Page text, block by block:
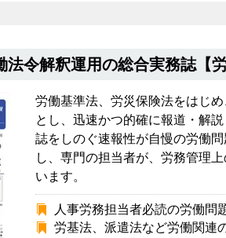
法令解釈運用の総合実務誌
労働基準法、労災保険法をはじ
とし、迅速かつ的確に報道・解
誌をしのぐ速報性が自慢の労働
し、専門の担当者が、労務管理
います。
人事労務担当者必読の労働問
労基法、派遣法など労働関連